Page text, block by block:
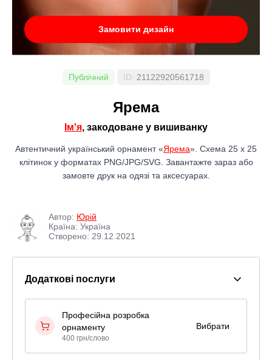
Замовити дизайн
Публічний ID: 21122920561718
Ярема
Ім'я, закодоване у вишиванку
Автентичний український орнамент «Ярема». Схема 25 x 25
клітинок у форматах PNG/JPG/SVG. Завантажте зараз або
замовте друк на одязі та аксесуарах.
Автор: Юрій
Країна: Україна
Створено: 29.12.2021
Додаткові послуги
Професійна розробка
орнаменту
400 грн/слово
Вибрати